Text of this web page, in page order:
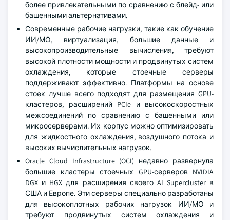
более привлекательными по сравнению с блейд- или
башенными альтернативами.
Современные рабочие нагрузки, такие как обучение
ИИ/МО, виртуализация, большие данные и
высокопроизводительные вычисления, требуют
высокой плотности мощности и продвинутых систем
охлаждения, которые стоечные серверы
поддерживают эффективно. Платформы на основе
стоек лучше всего подходят для размещения GPU-
кластеров, расширений PCIe и высокоскоростных
межсоединений по сравнению с башенными или
микросерверами. Их корпус можно оптимизировать
для жидкостного охлаждения, воздушного потока и
высоких вычислительных нагрузок.
Oracle Cloud Infrastructure (OCI) недавно развернула
большие кластеры стоечных GPU-серверов NVIDIA
DGX и HGX для расширения своего AI Supercluster в
США и Европе. Эти серверы специально разработаны
для высокоплотных рабочих нагрузок ИИ/МО и
требуют продвинутых систем охлаждения и